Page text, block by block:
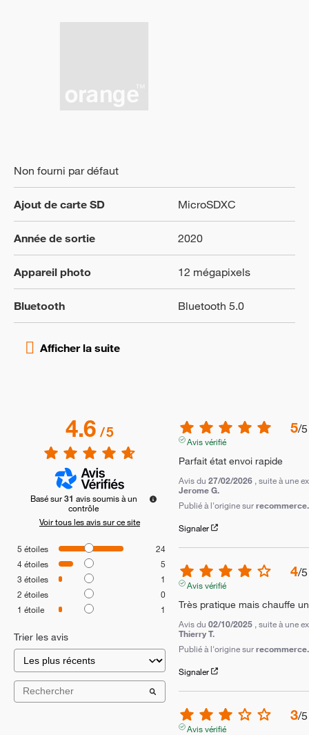
Non fourni par défaut
Ajout de carte SD MicroSDXC
Année de sortie 2020
Appareil photo 12 mégapixels
Bluetooth Bluetooth 5.0
4.6/5
Basé sur31 avis soumis à un
contrôle
Voir tous les avis sur ce site
5 étoiles
24
4étoiles
5
3 étoiles
1
2 étoiles
0
1 étoile 1
Trier les avis
5/5
Avis vérifié
Parfait état envoi rapide
Avis du 27/02/2026 , suite à une
Jerome G.
Publié à l'origine sur
Signaler
4/5
Avis vérifié
Très pratique mais chauffe
Avis du 02/10/2025 , suite à une
Thierry T.
Publié à l'origine sur
Signaler
3/5
Avis vérifié